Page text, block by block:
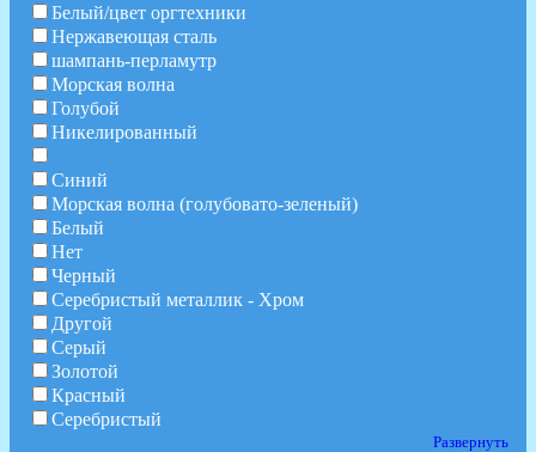
Белый/цвет оргтехники
Нержавеющая сталь
шампань-перламутр
Морская волна
Голубой
Никелированный
Синий
Морская волна (голубовато-зеленый)
Белый
Нет
Черный
Серебристый металлик - Хром
Другой
Серый
Золотой
Красный
Серебристый
Развернуть